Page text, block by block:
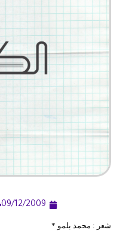
09/12/2009
شعر : محمد بلمو *